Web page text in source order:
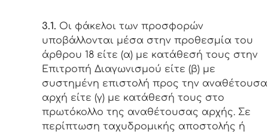
3.1. Οι φάκελοι των προσφορών
υποβάλλονται μέσα στην προθεσμία του
άρθρου 18 είτε (α) με κατάθεσή τους στην
Επιτροπή Διαγωνισμού είτε (β) με
συστημένη επιστολή προς την αναθέτουσα
αρχή είτε (γ) με κατάθεσή τους στο
πρωτόκολλο της αναθέτουσας αρχής. Σε
περίπτωση ταχυδρομικής αποστολής ή